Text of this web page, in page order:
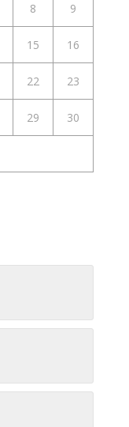
8 9
15 16
22 23
29 30